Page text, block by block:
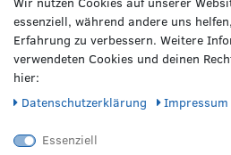
Heinrich-Hasemeier-Straße 36
49076 Osnabrück
Telefon: 0541 / 800 085 06
WhatsApp: 0541 / 800 085 06
Fax: 0541 / 40 99 084
AMG
essenziell, während andere uns
Erfahrung zu verbessern. Weitere
verwendeten Cookies und deinen
hier:
Daten­schutz­erklärung
Impressum
Essenziell